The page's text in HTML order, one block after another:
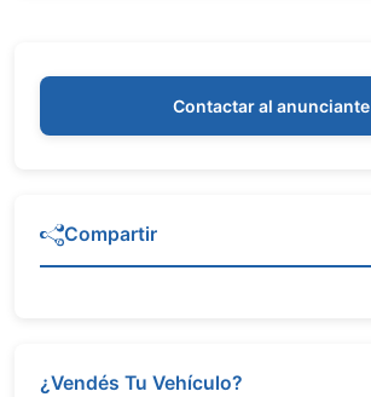
Contactar al anunciante
Compartir
¿Vendés Tu Vehículo?